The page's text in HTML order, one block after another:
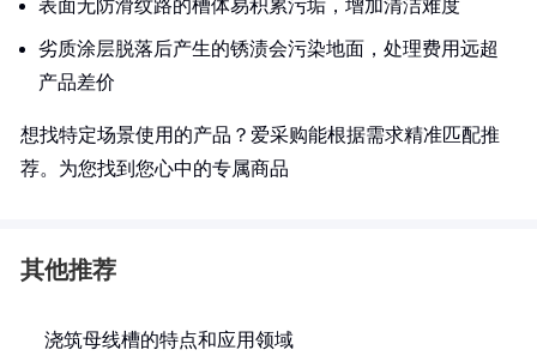
表面无防滑纹路的槽体易积累污垢，增加清洁难度
劣质涂层脱落后产生的锈渍会污染地面，处理费用远超
产品差价
想找特定场景使用的产品？爱采购能根据需求精准匹配推
荐。为您找到您心中的专属商品
其他推荐
浇筑母线槽的特点和应用领域